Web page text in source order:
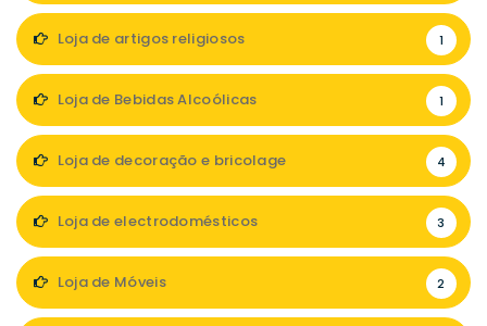
Loja de artigos religiosos 1
Loja de Bebidas Alcoólicas 1
Loja de decoração e bricolage 4
Loja de electrodomésticos 3
Loja de Móveis 2